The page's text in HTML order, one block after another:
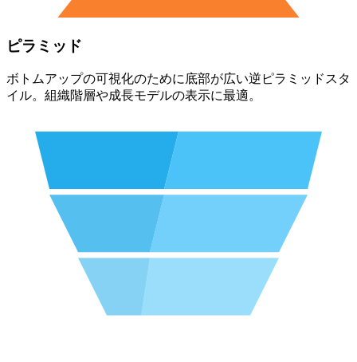
ピラミッド
ボトムアップの可視化のために底部が広い逆ピラミッドスタ
イル。組織階層や成長モデルの表示に最適。